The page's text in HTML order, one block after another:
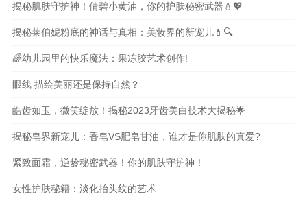
揭秘肌肤守护神！倩碧小黄油，你的护肤秘密武器💧💖
揭秘莱伯妮粉底的神话与真相：美妆界的新宠儿💄🔍
🌈幼儿园里的快乐魔法：果冻胶艺术创作!
眼线 描绘美丽还是保持自然？
皓齿如玉，微笑绽放！揭秘2023牙齿美白技术大揭秘🌟
揭秘皂界新宠儿：香皂VS肥皂甘油，谁才是你肌肤的真爱?
紧致面霜，逆龄秘密武器！你的肌肤守护神！
女性护肤秘籍：淡化抬头纹的艺术